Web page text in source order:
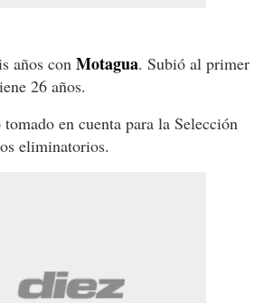
años con Motagua. Subió al primer
26 años.
en cuenta para la Selección
eliminatorios.